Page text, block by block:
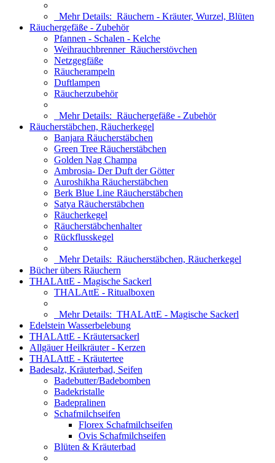
Mehr Details: Räuchern - Kräuter, Wurzel, Blüten
Räuchergefäße - Zubehör
Pfannen - Schalen - Kelche
Weihrauchbrenner_Räucherstövchen
Netzgegfäße
Räucherampeln
Duftlampen
Räucherzubehör
Mehr Details: Räuchergefäße - Zubehör
Räucherstäbchen, Räucherkegel
Banjara Räucherstäbchen
Green Tree Räucherstäbchen
Golden Nag Champa
Ambrosia- Der Duft der Götter
Auroshikha Räucherstäbchen
Berk Blue Line Räucherstäbchen
Satya Räucherstäbchen
Räucherkegel
Räucherstäbchenhalter
Rückflusskegel
Mehr Details: Räucherstäbchen, Räucherkegel
Bücher übers Räuchern
THALAttE - Magische Sackerl
THALAttE - Ritualboxen
Mehr Details: THALAttE - Magische Sackerl
Edelstein Wasserbelebung
THALAttE - Kräutersackerl
Allgäuer Heilkräuter - Kerzen
THALAttE - Kräutertee
Badesalz, Kräuterbad, Seifen
Badebutter/Badebomben
Badekristalle
Badepralinen
Schafmilchseifen
Florex Schafmilchseifen
Ovis Schafmilchseifen
Blüten & Kräuterbad